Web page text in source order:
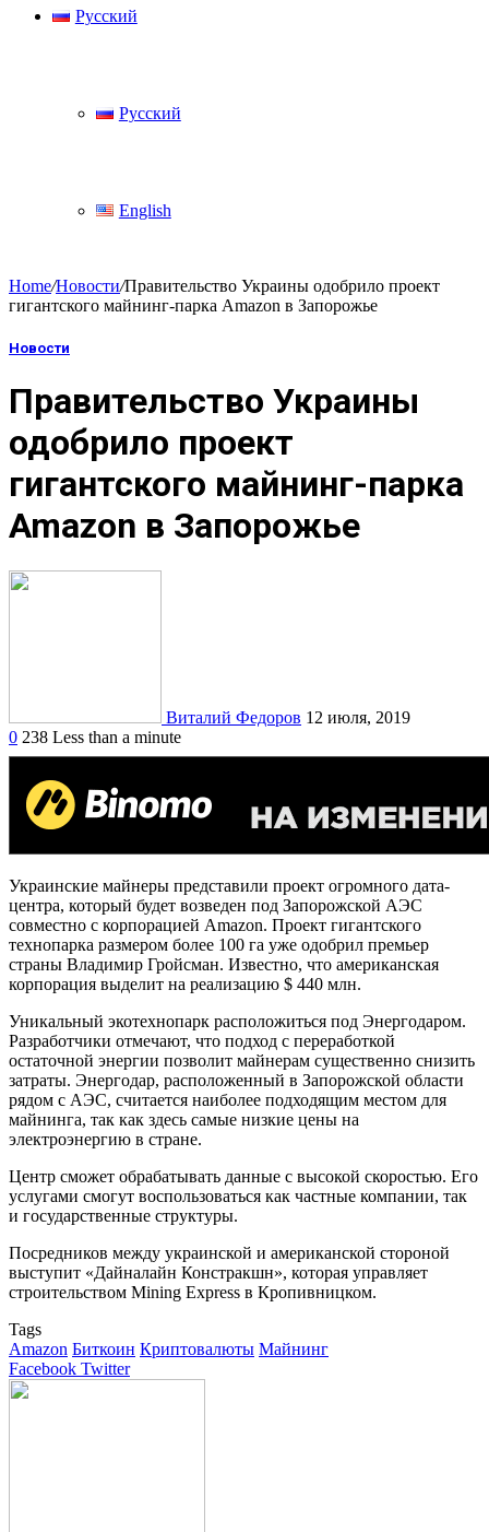
Русский
Русский
English
Home/Новости/Правительство Украины одобрило проект
гигантского майнинг-парка Amazon в Запорожье
Новости
Правительство Украины
одобрило проект
гигантского майнинг-парка
Amazon в Запорожье
Виталий Федоров 12 июля, 2019
0 238 Less than a minute
Украинские майнеры представили проект огромного дата-
центра, который будет возведен под Запорожской АЭС
совместно с корпорацией Amazon. Проект гигантского
технопарка размером более 100 га уже одобрил премьер
страны Владимир Гройсман. Известно, что американская
корпорация выделит на реализацию $ 440 млн.
Уникальный экотехнопарк расположиться под Энергодаром.
Разработчики отмечают, что подход с переработкой
остаточной энергии позволит майнерам существенно снизить
затраты. Энергодар, расположенный в Запорожской области
рядом с АЭС, считается наиболее подходящим местом для
майнинга, так как здесь самые низкие цены на
электроэнергию в стране.
Центр сможет обрабатывать данные с высокой скоростью. Его
услугами смогут воспользоваться как частные компании, так
и государственные структуры.
Посредников между украинской и американской стороной
выступит «Дайналайн Констракшн», которая управляет
строительством Mining Express в Кропивницком.
Tags
Amazon Биткоин Криптовалюты Майнинг
Facebook TwitterGoogle+
LinkedIn
Tumblr
Pinterest
Reddit
VKontakte